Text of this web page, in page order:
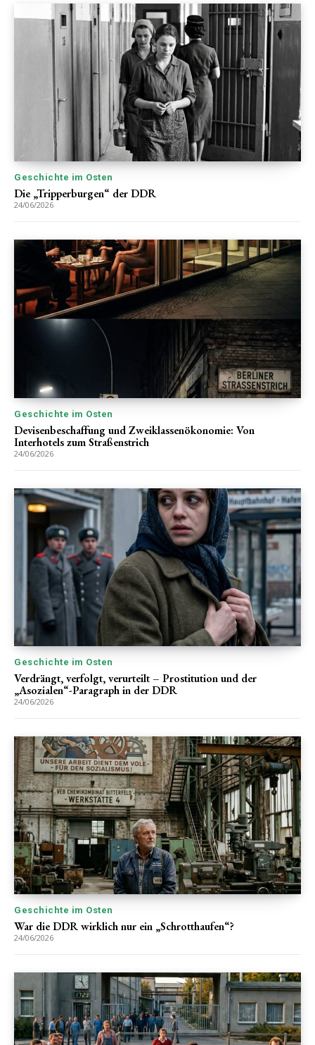
Geschichte im Osten
Die „Tripperburgen“ der DDR
24/06/2026
Geschichte im Osten
Devisenbeschaffung und Zweiklassenökonomie: Von
Interhotels zum Straßenstrich
24/06/2026
Geschichte im Osten
Verdrängt, verfolgt, verurteilt – Prostitution und der
„Asozialen“-Paragraph in der DDR
24/06/2026
Geschichte im Osten
War die DDR wirklich nur ein „Schrotthaufen“?
24/06/2026